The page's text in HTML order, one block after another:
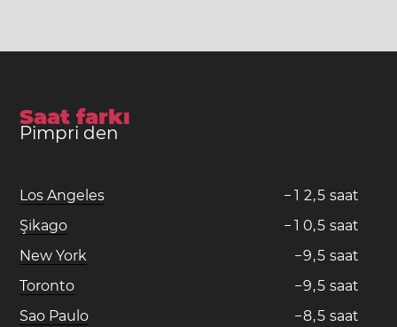
Saat farkı
Pimpri den
Los Angeles − 1 2,5 saat
Şikago
− 1 0,5 saat
New York
−9,5 saat
Toronto
−9,5 saat
Sao Paulo
−8,5 saat